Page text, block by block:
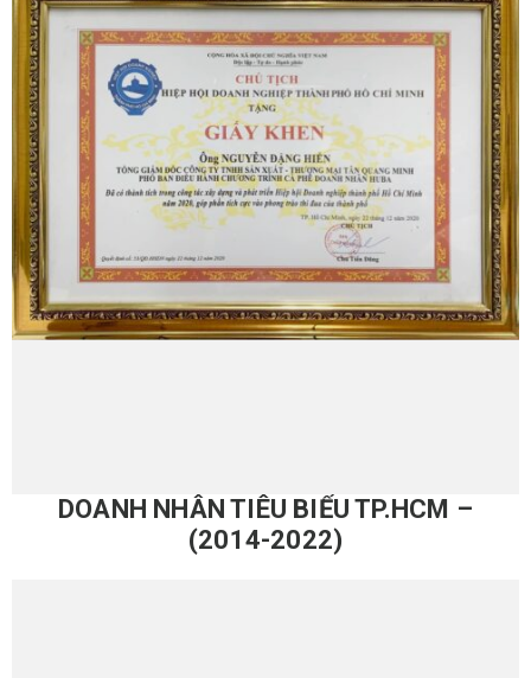
DOANH NHÂN TIÊU BIỂU TP.HCM –
(2014-2022)